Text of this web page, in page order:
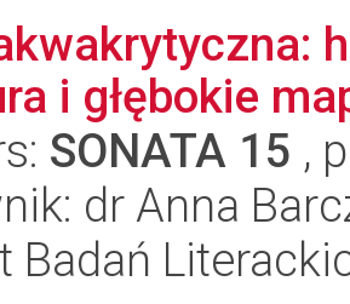
i głębokie
SONATA 15 ,
dr Anna
Badań